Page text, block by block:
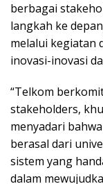
berbagai
langkah ke
melalui kegiatan
inovasi-inovasi
“Telkom
stakeholders,
menyadari
berasal dari
sistem yang
dalam